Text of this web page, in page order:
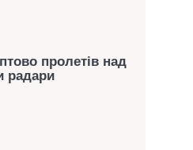
пролетів над
радари